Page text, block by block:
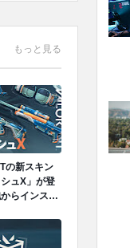
もっと見る
の新スキン
シュX」が登
らインスピ
メのフレッ